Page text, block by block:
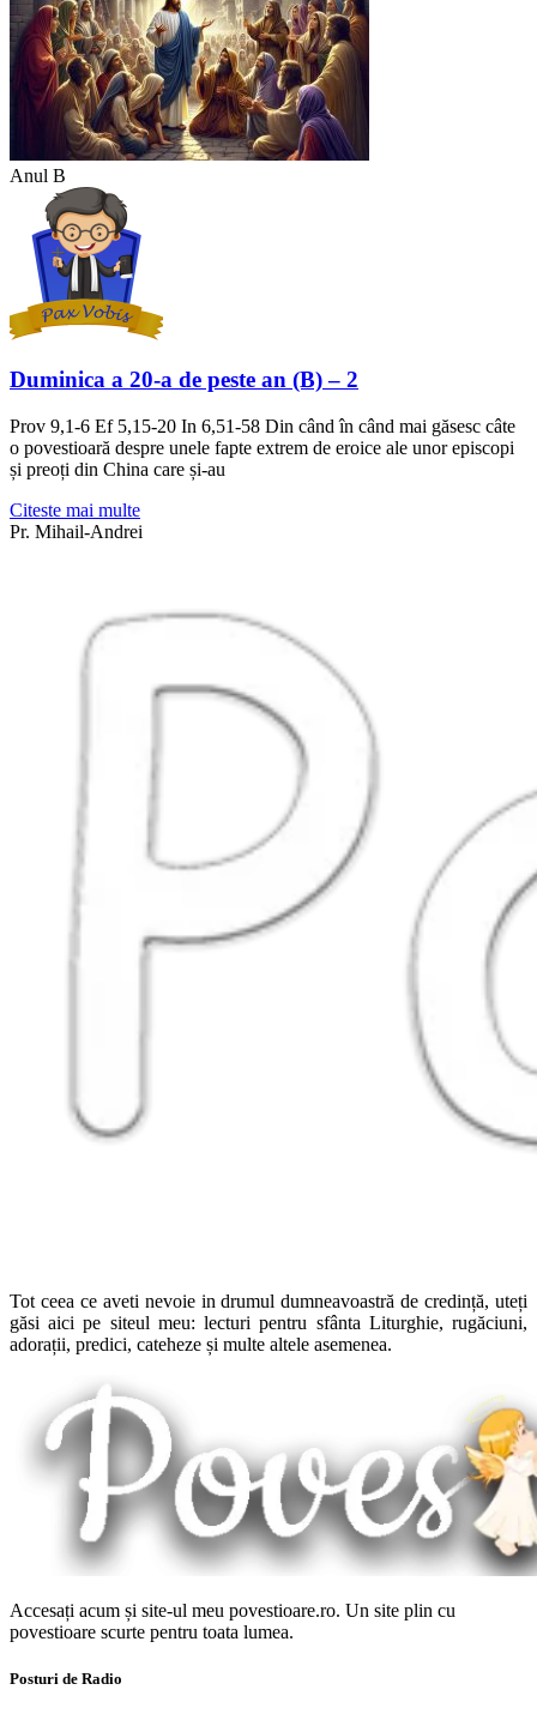
Anul B
Duminica a 20-a de peste an (B) – 2
Prov 9,1-6 Ef 5,15-20 In 6,51-58 Din când în când mai găsesc câte
o povestioară despre unele fapte extrem de eroice ale unor episcopi
și preoți din China care și-au
Citeste mai multe
Pr. Mihail-Andrei
Tot ceea ce aveti nevoie in drumul dumneavoastră de credință, uteți
găsi aici pe siteul meu: lecturi pentru sfânta Liturghie, rugăciuni,
adorații, predici, cateheze și multe altele asemenea.
Accesați acum și site-ul meu povestioare.ro. Un site plin cu
povestioare scurte pentru toata lumea.
Posturi de Radio